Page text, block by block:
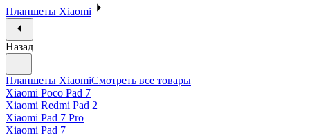
Планшеты Xiaomi
Назад
Планшеты XiaomiСмотреть все товары
Xiaomi Poco Pad 7
Xiaomi Redmi Pad 2
Xiaomi Pad 7 Pro
Xiaomi Pad 7